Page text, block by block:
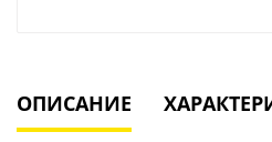
ОПИСАНИЕ